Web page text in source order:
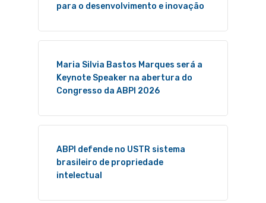
para o desenvolvimento e inovação
Maria Silvia Bastos Marques será a
Keynote Speaker na abertura do
Congresso da ABPI 2026
ABPI defende no USTR sistema
brasileiro de propriedade
intelectual